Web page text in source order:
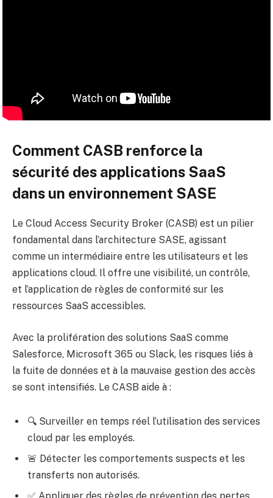
Comment CASB renforce la
sécurité des applications SaaS
dans un environnement SASE
Le Cloud Access Security Broker (CASB) est un pilier
fondamental dans l’architecture SASE, agissant
comme un intermédiaire entre les utilisateurs et les
applications cloud. Il offre une visibilité, un contrôle,
et l’application de règles de conformité sur les
ressources SaaS accessibles.
Avec la prolifération des solutions SaaS comme
Salesforce, Microsoft 365 ou Slack, les risques liés à
la fuite de données et à la mauvaise gestion des accès
se sont intensifiés. Le CASB aide à :
🔍 Surveiller en temps réel l’utilisation des services
cloud par les employés.
🚨 Détecter les comportements suspects et les
transferts non autorisés.
✅ Appliquer des règles de prévention des pertes